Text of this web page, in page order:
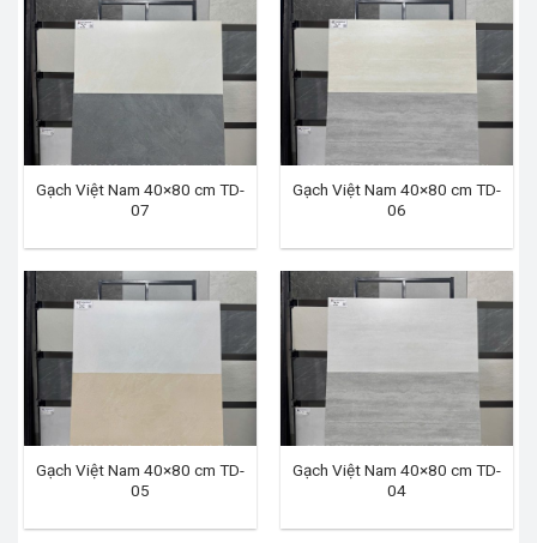
Gạch Việt Nam 40×80 cm TD-
07
Gạch Việt Nam 40×80 cm TD-
06
Gạch Việt Nam 40×80 cm TD-
05
Gạch Việt Nam 40×80 cm TD-
04